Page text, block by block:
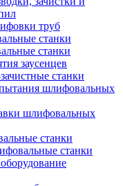
труб
станки
станки
заусенцев
станки
шлифовальных
шлифовальных
станки
станки